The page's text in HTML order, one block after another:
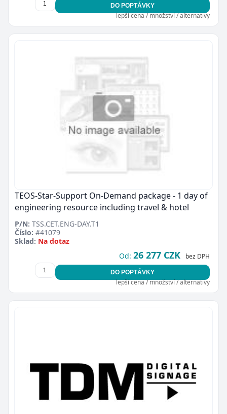
DO POPTÁVKY
lepší cena / množství / alternativy
TEOS-Star-Support On-Demand package - 1 day of
engineering resource including travel & hotel
P/N: TSS.CET.ENG-DAY.T1
Číslo: #41079
Sklad: Na dotaz
Od: 26 277 CZK bez DPH
DO POPTÁVKY
lepší cena / množství / alternativy